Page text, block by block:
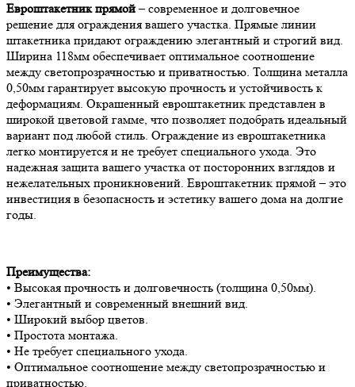
Евроштакетник прямой– современное и долговечное
решение для ограждения вашего участка. Прямые линии
штакетника придают ограждению элегантный и строгий вид.
Ширина 118мм обеспечивает оптимальное соотношение
между светопрозрачностью и приватностью. Толщина металла
0,50мм гарантирует высокую прочность и устойчивость к
деформациям. Окрашенный евроштакетник представлен в
широкой цветовой гамме, что позволяет подобрать идеальный
вариант под любой стиль. Ограждение из евроштакетника
легко монтируется и не требует специального ухода. Это
надежная защита вашего участка от посторонних взглядов и
нежелательных проникновений. Евроштакетник прямой – это
инвестиция в безопасность и эстетику вашего дома на долгие
годы.
Преимущества:
• Высокая прочность и долговечность (толщина 0,50мм).
• Элегантный и современный внешний вид.
• Широкий выбор цветов.
• Простота монтажа.
• Не требует специального ухода.
• Оптимальное соотношение между светопрозрачностью и
приватностью.